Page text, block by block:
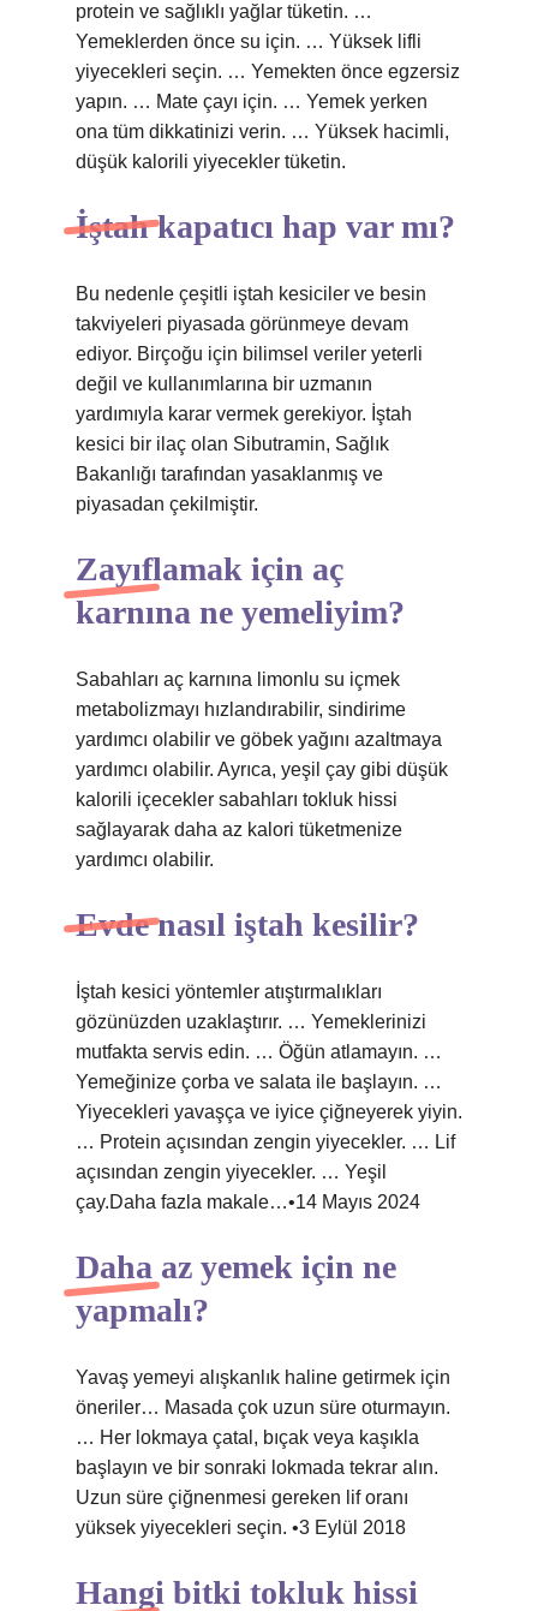
protein ve sağlıklı yağlar tüketin. …
Yemeklerden önce su için. … Yüksek lifli
yiyecekleri seçin. … Yemekten önce egzersiz
yapın. … Mate çayı için. … Yemek yerken
ona tüm dikkatinizi verin. … Yüksek hacimli,
düşük kalorili yiyecekler tüketin.
İştah kapatıcı hap var mı?
Bu nedenle çeşitli iştah kesiciler ve besin
takviyeleri piyasada görünmeye devam
ediyor. Birçoğu için bilimsel veriler yeterli
değil ve kullanımlarına bir uzmanın
yardımıyla karar vermek gerekiyor. İştah
kesici bir ilaç olan Sibutramin, Sağlık
Bakanlığı tarafından yasaklanmış ve
piyasadan çekilmiştir.
Zayıflamak için aç
karnına ne yemeliyim?
Sabahları aç karnına limonlu su içmek
metabolizmayı hızlandırabilir, sindirime
yardımcı olabilir ve göbek yağını azaltmaya
yardımcı olabilir. Ayrıca, yeşil çay gibi düşük
kalorili içecekler sabahları tokluk hissi
sağlayarak daha az kalori tüketmenize
yardımcı olabilir.
Evde nasıl iştah kesilir?
İştah kesici yöntemler atıştırmalıkları
gözünüzden uzaklaştırır. … Yemeklerinizi
mutfakta servis edin. … Öğün atlamayın. …
Yemeğinize çorba ve salata ile başlayın. …
Yiyecekleri yavaşça ve iyice çiğneyerek yiyin.
… Protein açısından zengin yiyecekler. … Lif
açısından zengin yiyecekler. … Yeşil
çay.Daha fazla makale…•14 Mayıs 2024
Daha az yemek için ne
yapmalı?
Yavaş yemeyi alışkanlık haline getirmek için
öneriler… Masada çok uzun süre oturmayın.
… Her lokmaya çatal, bıçak veya kaşıkla
başlayın ve bir sonraki lokmada tekrar alın.
Uzun süre çiğnenmesi gereken lif oranı
yüksek yiyecekleri seçin. •3 Eylül 2018
Hangi bitki tokluk hissi